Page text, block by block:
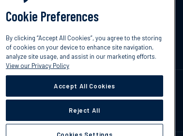
Prenumerera
Cookie Preferences
By clicking “Accept All Cookies”, you agree to the storing
of cookies on your device to enhance site navigation,
analyze site usage, and assist in our marketing efforts.
View our Privacy Policy
Accept All Cookies
Reject All